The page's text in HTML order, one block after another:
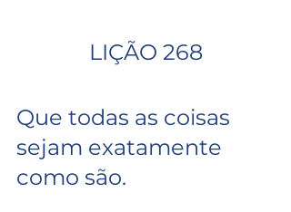
LIÇÃO 268
Que todas as coisas
sejam exatamente
como são.